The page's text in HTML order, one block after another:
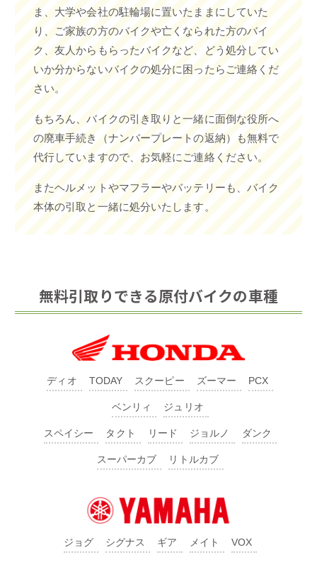
ま、大学や会社の駐輪場に置いたままにしていた
り、ご家族の方のバイクや亡くなられた方のバイ
ク、友人からもらったバイクなど、どう処分してい
いか分からないバイクの処分に困ったらご連絡くだ
さい。
もちろん、バイクの引き取りと一緒に面倒な役所へ
の廃車手続き（ナンバープレートの返納）も無料で
代行していますので、お気軽にご連絡ください。
またヘルメットやマフラーやバッテリーも、バイク
本体の引取と一緒に処分いたします。
無料引取りできる原付バイクの車種
ディオ TODAY スクーピー ズーマー PCX
ベンリィ ジュリオ
スペイシー タクト リード ジョルノ ダンク
スーパーカブ リトルカブ
ジョグ シグナス ギア メイト VOX